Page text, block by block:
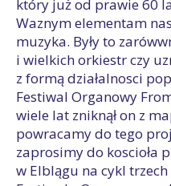
który już od prawie 60
Waznym elementam
muzyka. Były to
i wielkich orkiestr czy
z formą działalnosci
Festiwal Organowy
wiele lat zniknął on z
powracamy do tego
zaprosimy do koscioła
w Elblągu na cykl